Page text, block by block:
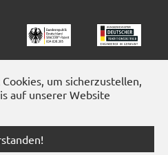
um sicherzustellen,
auf unserer Website